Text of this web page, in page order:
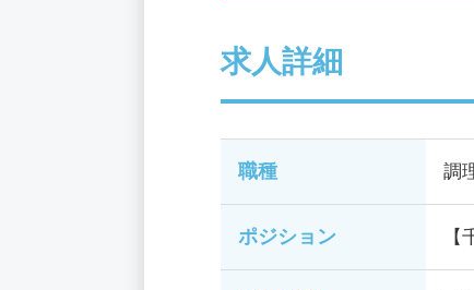
求人詳細
職種 調
ポジション